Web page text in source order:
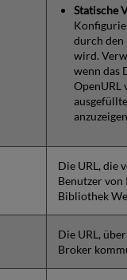
Statische
durch den
wird.
wenn das
OpenURL
Die URL, die
Benutzer
Bibliothek
Die URL,
Broker